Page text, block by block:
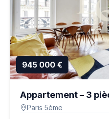
945 000 €
Appartement – 3
Paris 5ème